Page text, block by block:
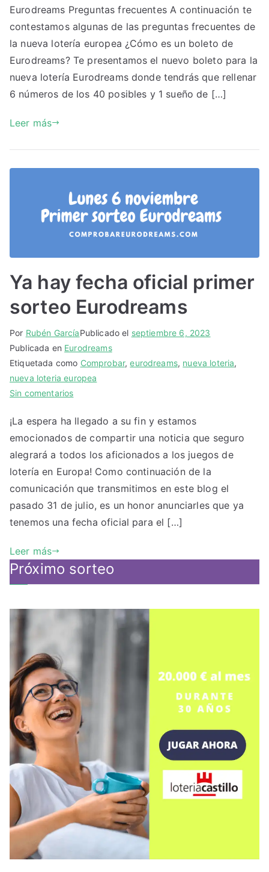
Eurodreams Preguntas frecuentes A continuación te
contestamos algunas de las preguntas frecuentes de
la nueva lotería europea ¿Cómo es un boleto de
Eurodreams? Te presentamos el nuevo boleto para la
nueva lotería Eurodreams donde tendrás que rellenar
6 números de los 40 posibles y 1 sueño de […]
Leer más
Ya hay fecha oficial primer
sorteo Eurodreams
Por Rubén GarcíaPublicado el septiembre 6, 2023
Publicada en Eurodreams
Etiquetada como Comprobar,eurodreams, nueva loteria,
nueva loteria europea
Sin comentariosen
hay
fecha
oficial
primer
Eurodreams
¡La espera ha llegado a su fin y estamos
emocionados de compartir una noticia que seguro
alegrará a todos los aficionados a los juegos de
lotería en Europa! Como continuación de la
comunicación que transmitimos en este blog el
pasado 31 de julio, es un honor anunciarles que ya
tenemos una fecha oficial para el […]
Leer más
Próximo sorteo